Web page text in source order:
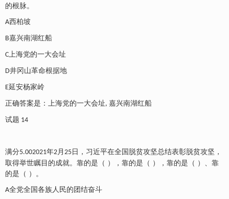
的根脉。
A西柏坡
B嘉兴南湖红船
C上海党的一大会址
D井冈山革命根据地
E延安杨家岭
正确答案是：上海党的一大会址, 嘉兴南湖红船
试题 14
满分5.002021年2月 25 日，习近平在全国脱贫攻坚总结表彰脱贫攻坚，
取得举世瞩目的成就。靠的是（ ），靠的是（ ），靠的是（ ）、靠
的是（ ）。
A全党全国各族人民的团结奋斗